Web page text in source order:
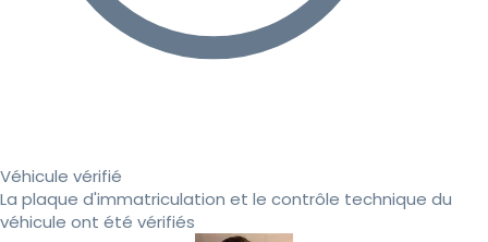
Véhicule vérifié
La plaque d'immatriculation et le contrôle technique du
véhicule ont été vérifiés